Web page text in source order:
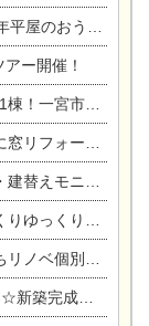
ション完成見学会
ー開催！
談会(新築・建替え)
ム個別相談会
募集個別相談会
くり個別相談会
個別相談会
in一宮市あずら